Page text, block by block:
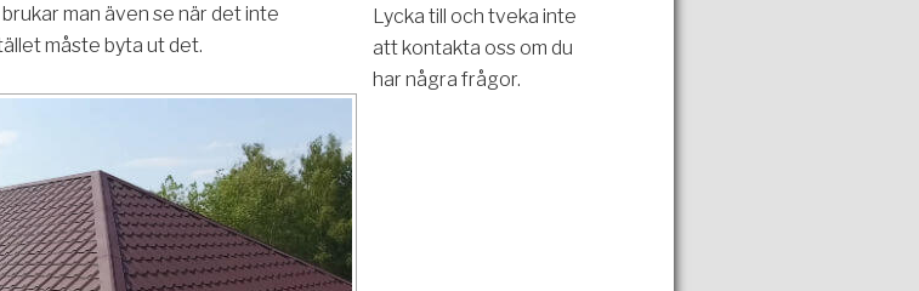
man även se när det inte
måste byta ut det.
Lycka till och tveka inte
att kontakta oss om du
har några frågor.